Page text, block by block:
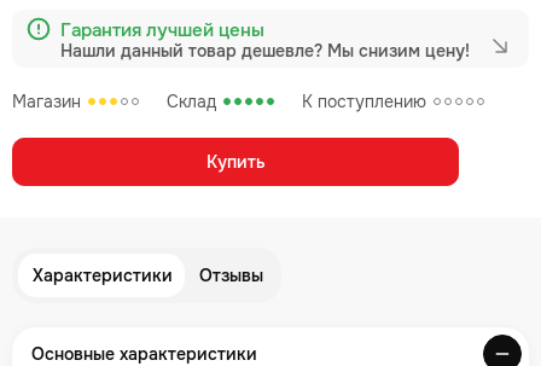
Магазин Склад К поступлению
Гарантия лучшей цены
Нашли данный товар дешевле? Мы снизим цену!
Купить
Характеристики Отзывы
Основные характеристики